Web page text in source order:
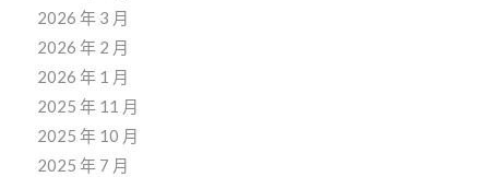
2026 年 3 月
2026 年 2 月
2026 年 1 月
2025 年 11 月
2025 年 10 月
2025 年 7 月